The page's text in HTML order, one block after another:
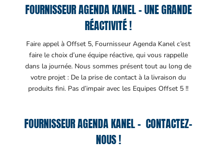
FOURNISSEUR AGENDA KANEL – UNE GRANDE
RÉACTIVITÉ !
Faire appel à Offset 5, Fournisseur Agenda Kanel c’est
faire le choix d’une équipe réactive, qui vous rappelle
dans la journée. Nous sommes présent tout au long de
votre projet : De la prise de contact à la livraison du
produits fini. Pas d’impair avec les Equipes Offset 5 !!
FOURNISSEUR AGENDA KANEL – CONTACTEZ-
NOUS !